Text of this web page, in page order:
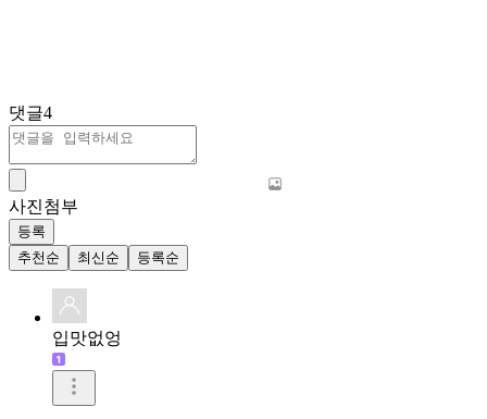
댓글4
사진첨부
등록
추천순
최신순 등록순
입맛없엉